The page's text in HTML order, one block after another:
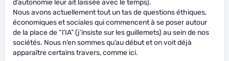
d’autonomie leur ait laissée avec le temps).
Nous avons actuellement tout un tas de questions éthiques,
économiques et sociales qui commencent à se poser autour
de la place de “l’IA” (j’insiste sur les guillemets) au sein de nos
sociétés. Nous n’en sommes qu’au début et on voit déjà
apparaître certains travers, comme ici.